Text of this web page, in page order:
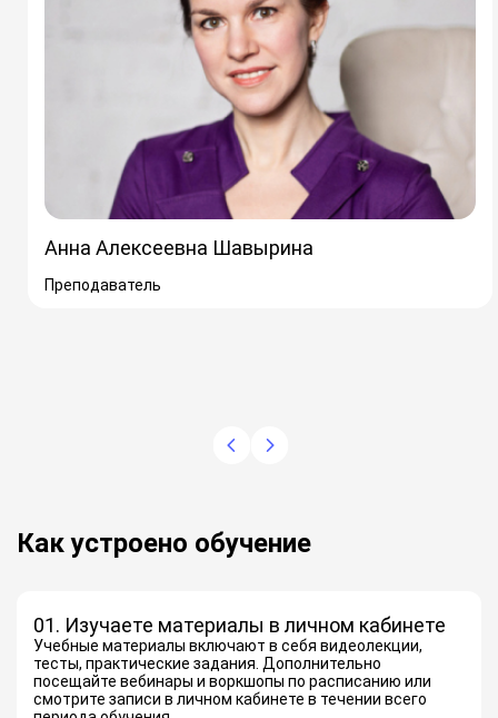
Анна Алексеевна Шавырина
Преподаватель
Как устроено обучение
01. Изучаете материалы в личном кабинете
Учебные материалы включают в себя видеолекции,
тесты, практические задания. Дополнительно
посещайте вебинары и воркшопы по расписанию или
смотрите записи в личном кабинете в течении всего